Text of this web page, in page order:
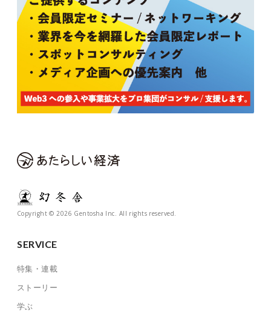
Copyright © 2026 Gentosha Inc. All rights reserved.
SERVICE
特集・連載
ストーリー
学ぶ